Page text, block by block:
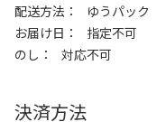
配送方法
ゆうパック
お届け日
指定不可
のし
対応不可
決済方法